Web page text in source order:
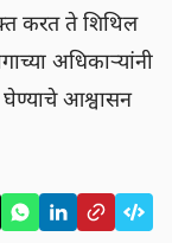
करत ते शिथिल
अधिकाऱ्यांनी
आश्वासन